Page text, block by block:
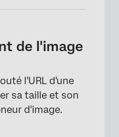
de l'image
l'URL d'une
sa taille et son
d'image.